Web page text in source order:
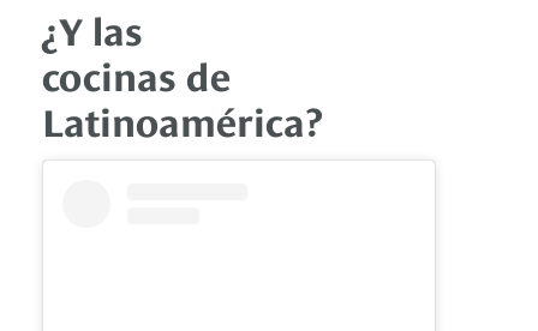
¿Y las
cocinas de
Latinoamérica?